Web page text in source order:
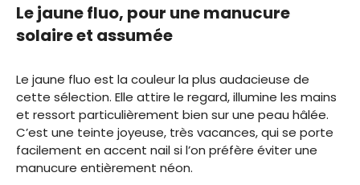
Le jaune fluo, pour une manucure
solaire et assumée
Le jaune fluo est la couleur la plus audacieuse de
cette sélection. Elle attire le regard, illumine les mains
et ressort particulièrement bien sur une peau hâlée.
C’est une teinte joyeuse, très vacances, qui se porte
facilement en accent nail si l’on préfère éviter une
manucure entièrement néon.